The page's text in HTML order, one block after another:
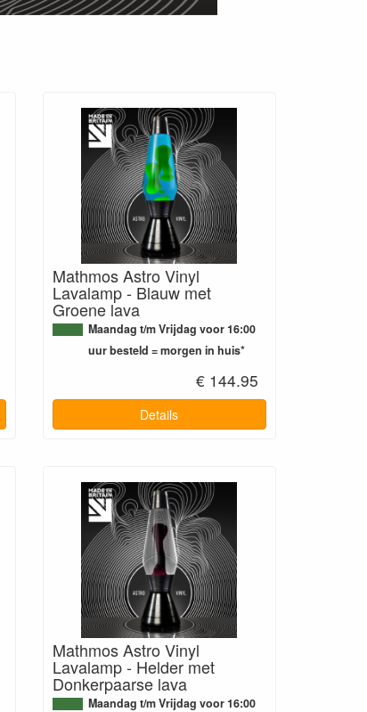
Mathmos Astro Vinyl
Lavalamp - Blauw met
Groene lava
Maandag t/m Vrijdag voor 16:00
uur besteld = morgen in huis*
€ 144.95
Details
Mathmos Astro Vinyl
Lavalamp - Helder met
Donkerpaarse lava
Maandag t/m Vrijdag voor 16:00